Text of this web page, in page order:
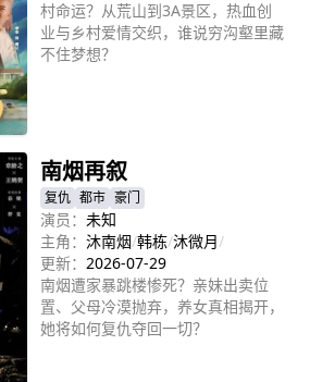
村命运？从荒山到3A景区，热血创
业与乡村爱情交织，谁说穷沟壑里藏
不住梦想？
南烟再叙
复仇 都市 豪门
演员： 未知
主角： 沐南烟/韩栋/沐微月/
更新： 2026-07-29
南烟遭家暴跳楼惨死？亲妹出卖位
置、父母冷漠抛弃，养女真相揭开，
她将如何复仇夺回一切？